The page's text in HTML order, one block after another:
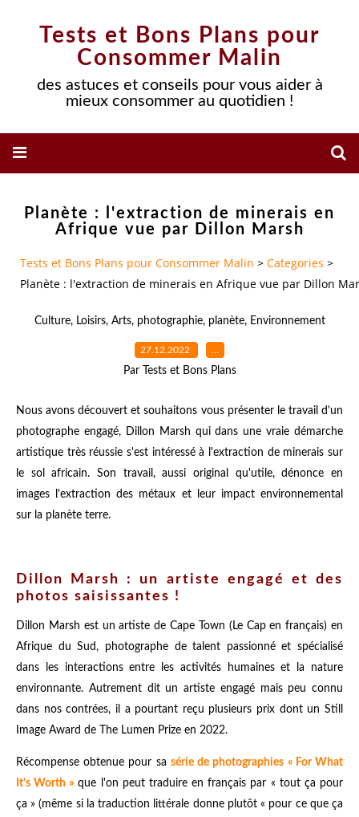
Tests et Bons Plans pour
Consommer Malin
des astuces et conseils pour vous aider à
mieux consommer au quotidien !
Planète : l'extraction de minerais en
Afrique vue par Dillon Marsh
Tests et Bons Plans pour Consommer Malin > Categories >
Planète : l'extraction de minerais en Afrique vue par Dillon
Culture, Loisirs, Arts, photographie, planète, Environnement
27.12.2022 …
Par Tests et Bons Plans
Nous avons découvert et souhaitons vous présenter le travail d'un
photographe engagé, Dillon Marsh qui dans une vraie démarche
artistique très réussie s'est intéressé à l'extraction de minerais sur
le sol africain. Son travail, aussi original qu'utile, dénonce en
images l'extraction des métaux et leur impact environnemental
sur la planète terre.
Dillon Marsh : un artiste engagé et des
photos saisissantes !
Dillon Marsh est un artiste de Cape Town (Le Cap en français) en
Afrique du Sud, photographe de talent passionné et spécialisé
dans les interactions entre les activités humaines et la nature
environnante. Autrement dit un artiste engagé mais peu connu
dans nos contrées, il a pourtant reçu plusieurs prix dont un Still
Image Award de The Lumen Prize en 2022.
Récompense obtenue pour sa série de photographies « For What
It's Worth » que l'on peut traduire en français par « tout ça pour
ça » (même si la traduction littérale donne plutôt « pour ce que ça